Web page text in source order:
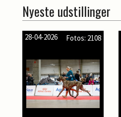
Nyeste udstillinger
28-04-2026 Fotos: 2108